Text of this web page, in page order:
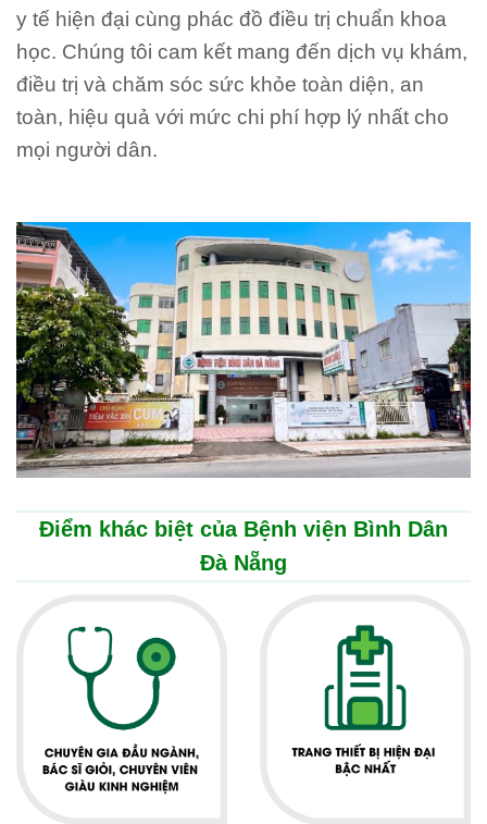
y tế hiện đại cùng phác đồ điều trị chuẩn khoa
học. Chúng tôi cam kết mang đến dịch vụ khám,
điều trị và chăm sóc sức khỏe toàn diện, an
toàn, hiệu quả với mức chi phí hợp lý nhất cho
mọi người dân.
Điểm khác biệt của Bệnh viện Bình Dân
Đà Nẵng